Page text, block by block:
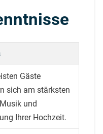
Gäste
sich am stärksten
und
Ihrer Hochzeit.